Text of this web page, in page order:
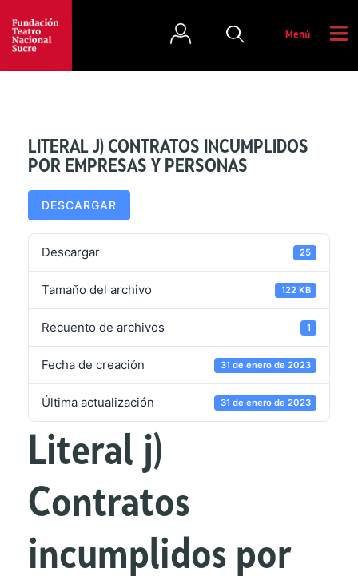
Menú
LITERAL J) CONTRATOS INCUMPLIDOS
POR EMPRESAS Y PERSONAS
DESCARGAR
Descargar 25
Tamaño del archivo 122 KB
Recuento de archivos 1
Fecha de creación 31 de enero de 2023
Última actualización 31 de enero de 2023
Literal j)
Contratos
incumplidos por